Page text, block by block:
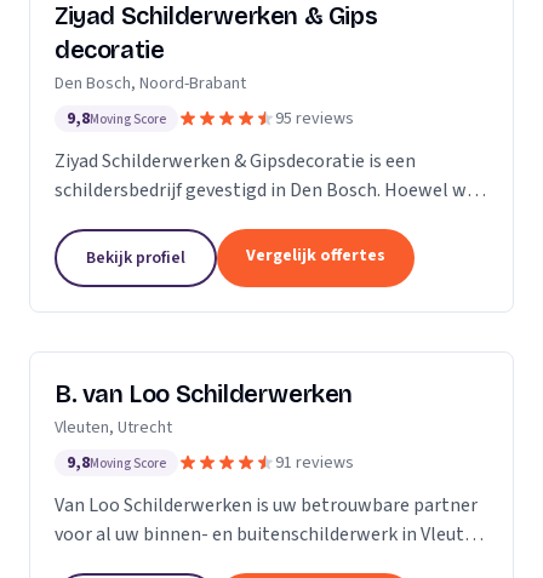
Ziyad Schilderwerken & Gips
decoratie
Den Bosch, Noord-Brabant
9,8Moving Score 95 reviews
Ziyad Schilderwerken & Gipsdecoratie is een
schildersbedrijf gevestigd in Den Bosch. Hoewel we
vakmensen die al vele jaren actief zijn in de...
Bekijk profiel Vergelijk offertes
B. van Loo Schilderwerken
Vleuten, Utrecht
9,8Moving Score 91 reviews
Van Loo Schilderwerken is uw betrouwbare partner
voor al uw binnen- en buitenschilderwerk in Vleuten